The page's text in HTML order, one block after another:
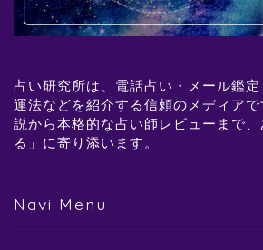
占い研究所は、電話占い・メール鑑
運法などを紹介する信頼のメディア
説から本格的な占い師レビューまで
る」に寄り添います。
Navi Menu